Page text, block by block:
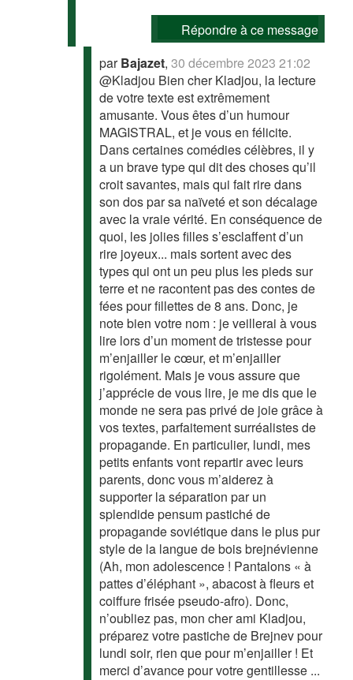
Répondre à ce message
parBajazet,30 décembre 2023 21:02
@Kladjou Bien cher Kladjou, la lecture
de votre texte est extrêmement
amusante. Vous êtes d’un humour
MAGISTRAL, et je vous en félicite.
Dans certaines comédies célèbres, il y
a un brave type qui dit des choses qu’il
croit savantes, mais qui fait rire dans
son dos par sa naïveté et son décalage
avec la vraie vérité. En conséquence de
quoi, les jolies filles s’esclaffent d’un
rire joyeux... mais sortent avec des
types qui ont un peu plus les pieds sur
terre et ne racontent pas des contes de
fées pour fillettes de 8 ans. Donc, je
note bien votre nom : je veillerai à vous
lire lors d’un moment de tristesse pour
m’enjailler le cœur, et m’enjailler
rigolément. Mais je vous assure que
j’apprécie de vous lire, je me dis que le
monde ne sera pas privé de joie grâce à
vos textes, parfaitement surréalistes de
propagande. En particulier, lundi, mes
petits enfants vont repartir avec leurs
parents, donc vous m’aiderez à
supporter la séparation par un
splendide pensum pastiché de
propagande soviétique dans le plus pur
style de la langue de bois brejnévienne
(Ah, mon adolescence ! Pantalons « à
pattes d’éléphant », abacost à fleurs et
coiffure frisée pseudo-afro). Donc,
n’oubliez pas, mon cher ami Kladjou,
préparez votre pastiche de Brejnev pour
lundi soir, rien que pour m’enjailler ! Et
merci d’avance pour votre gentillesse ...